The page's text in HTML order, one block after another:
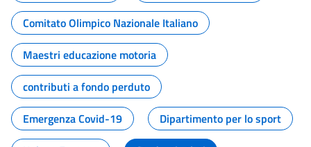
Comitato Olimpico Nazionale Italiano
Maestri educazione motoria
contributi a fondo perduto
Emergenza Covid-19
Dipartimento per lo sport